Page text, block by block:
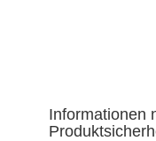
Informationen